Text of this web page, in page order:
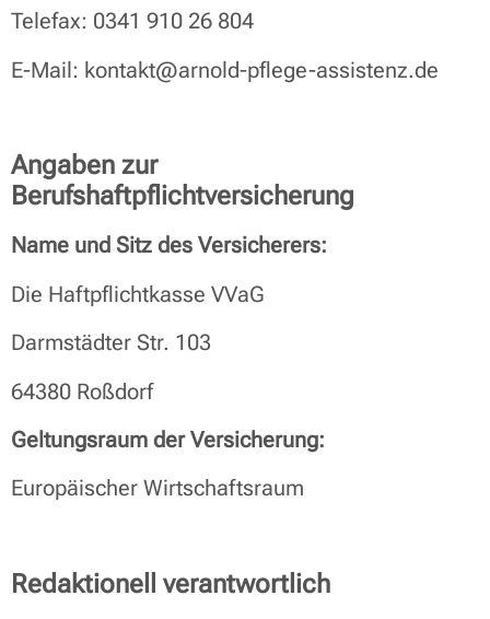
Telefax: 0341 910 26 804
E-Mail: kontakt@arnold-pflege-assistenz.de
Angaben zur
Berufshaftpflichtversicherung
Name und Sitz des Versicherers:
Die Haftpflichtkasse VVaG
Darmstädter Str. 103
64380 Roßdorf
Geltungsraum der Versicherung:
Europäischer Wirtschaftsraum
Redaktionell verantwortlich